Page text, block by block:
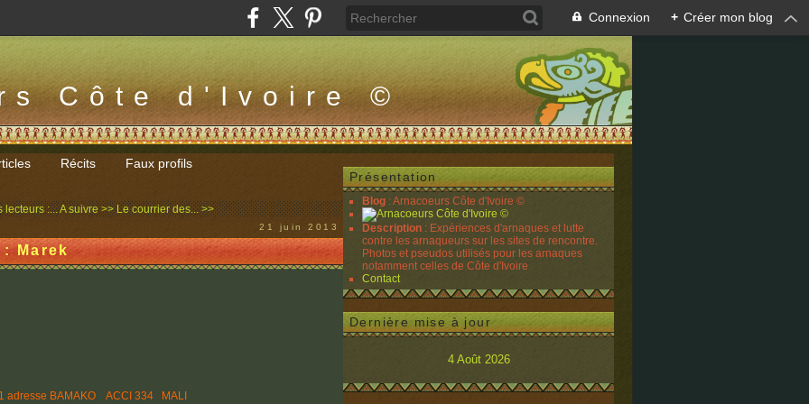
Connexion + Créer mon blog
Côte d'Ivoire ©
Récits Faux profils
lecteurs :...A suivre >> Le courrier des... >>
21 juin 2013
Marek
adresse BAMAKO ACCI 334 MALI
Présentation
Blog : Arnacoeurs Côte d'Ivoire ©
Description : Expériences d'arnaques et lutte
contre les arnaqueurs sur les sites de rencontre.
Photos et pseudos utilisés pour les arnaques
notamment celles de Côte d'Ivoire
Contact
Dernière mise à jour
4 Août 2026